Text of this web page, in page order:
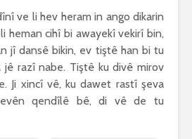
ve li hev heram in ango dikarin
heman cihî bi awayekî vekirî bin,
jî dansê bikin, ev tiştê han bi tu
jê razî nabe. Tiştê ku divê mirov
Ji xincî vê, ku dawet rastî şeva
qendîlê bê, di vê de tu